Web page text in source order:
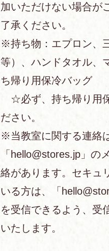
加いただけない場合が
了承ください。
※持ち物：エプロン、
等）、ハンドタオル、
ち帰り用保冷バッグ
☆必ず、持ち帰り用
ださい。
※当教室に関する連絡
「hello@stores.jp」の
絡があります。セキュ
いる方は、「
を受信できるよう、受
いたします。